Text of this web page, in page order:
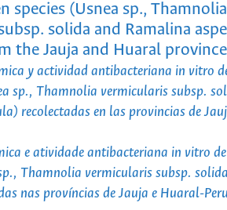
species (Usnea sp., Thamnolia
solida and Ramalina
the Jauja and Huaral
y actividad antibacteriana in vitro
sp., Thamnolia vermicularis subsp.
recolectadas en las provincias de
e atividade antibacteriana in vitro de
Thamnolia vermicularis subsp.
nas províncias de Jauja e Huaral-